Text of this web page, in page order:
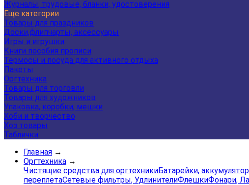
Журналы, трудовые, бланки, удостоверения
Еще категории
Товары для праздников
Доски,флипчарты, аксессуары
Игры и игрушки
Книги пособия прописи
Термосы и посуда для активного отдыха
Пакеты
Оргтехника
Товары для торговли
Товары для художников
Упаковка, коробки, мешки
Хоби и творчество
Хоз товары
Таблички
Главная →
Оргтехника →
Чистящие средства для оргтехникиБатарейки,
переплетаСетевые фильтры, УдлинителиФлешкиФонари,